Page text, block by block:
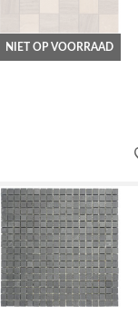
NIET OP VOORRAAD